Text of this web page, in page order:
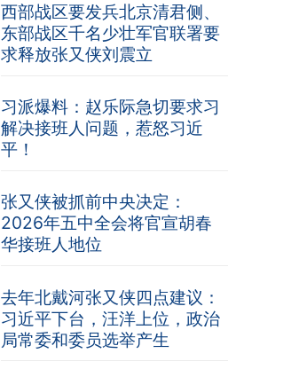
西部战区要发兵北京清君侧、
东部战区千名少壮军官联署要
求释放张又侠刘震立
习派爆料：赵乐际急切要求习
解决接班人问题，惹怒习近
平！
张又侠被抓前中央决定：
2026年五中全会将官宣胡春
华接班人地位
去年北戴河张又侠四点建议：
习近平下台，汪洋上位，政治
局常委和委员选举产生